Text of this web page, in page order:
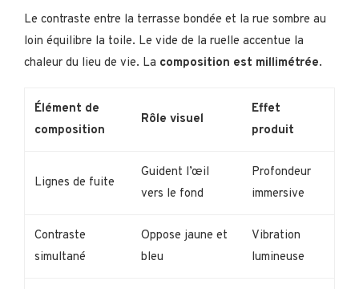
Le contraste entre la terrasse bondée et la rue sombre au
loin équilibre la toile. Le vide de la ruelle accentue la
chaleur du lieu de vie. La composition est millimétrée.
Élément de
composition
Rôle visuel
Effet
produit
Lignes de fuite
Guident l’œil
vers le fond
Profondeur
immersive
Contraste
simultané
Oppose jaune et
bleu
Vibration
lumineuse